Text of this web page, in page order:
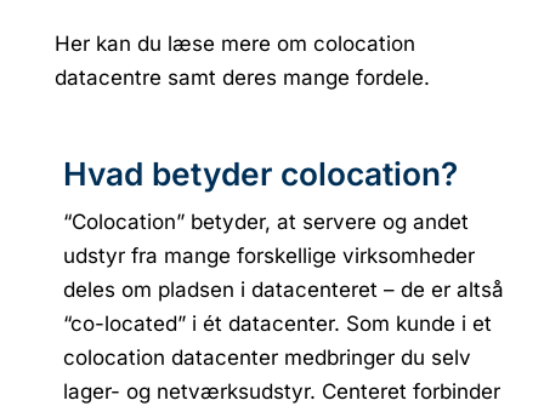
Her kan du læse mere om colocation
datacentre samt deres mange fordele.
Hvad betyder colocation?
“Colocation” betyder, at servere og andet
udstyr fra mange forskellige virksomheder
deles om pladsen i datacenteret – de er altså
“co-located” i ét datacenter. Som kunde i et
colocation datacenter medbringer du selv
lager- og netværksudstyr. Centeret forbinder